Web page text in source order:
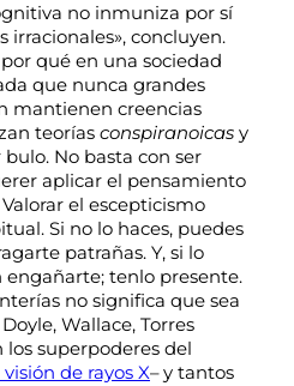
no inmuniza por sí
irracionales», concluyen.
qué en una sociedad
que nunca grandes
mantienen creencias
teorías conspiranoicas y
No basta con ser
aplicar el pensamiento
el escepticismo
Si no lo haces, puedes
patrañas. Y, si lo
engañarte; tenlo presente.
no significa que sea
Wallace, Torres
superpoderes del
de rayos X– y tantos